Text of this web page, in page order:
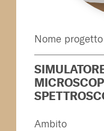
Nome progetto
Ambito